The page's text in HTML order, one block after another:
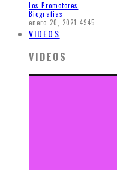
Los Promotores
Biografias
enero 20, 2021 4945
VIDEOS
VIDEOS